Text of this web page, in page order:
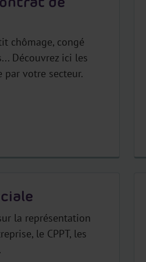
chômage, congé
Découvrez ici les
par votre secteur.
la représentation
le CPPT, les